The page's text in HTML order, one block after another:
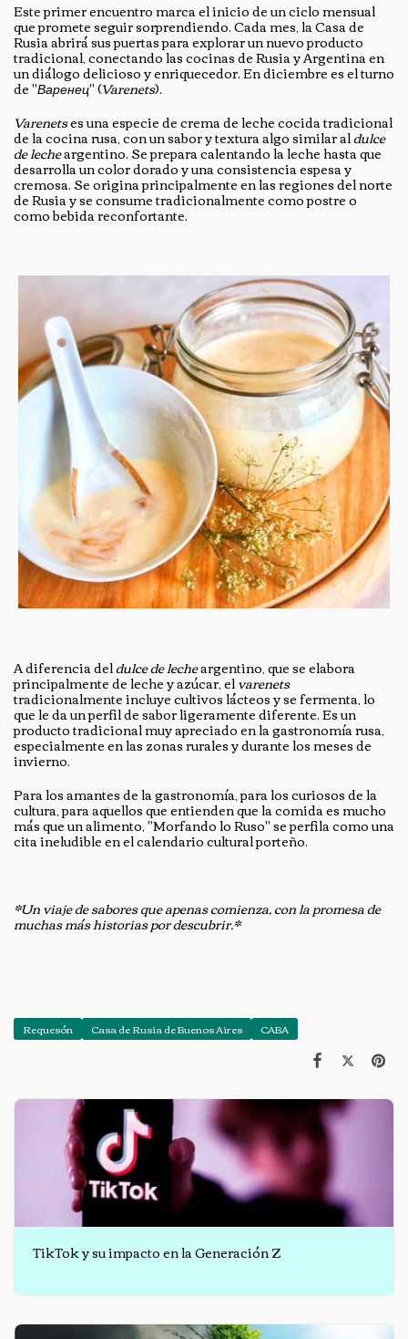
Este primer encuentro marca el inicio de un ciclo mensual
que promete seguir sorprendiendo. Cada mes, la Casa de
Rusia abrirá sus puertas para explorar un nuevo producto
tradicional, conectando las cocinas de Rusia y Argentina en
un diálogo delicioso y enriquecedor. En diciembre es el turno
de "Варенец" (Varenets).
Varenetses una especie de crema de leche cocida tradicional
de la cocina rusa, con un sabor y textura algo similar aldulce
de lecheargentino. Se prepara calentando la leche hasta que
desarrolla un color dorado y una consistencia espesa y
cremosa. Se origina principalmente en las regiones del norte
de Rusia y se consume tradicionalmente como postre o
como bebida reconfortante.
A diferencia deldulce de lecheargentino, que se elabora
principalmente de leche y azúcar, elvarenets
tradicionalmente incluye cultivos lácteos y se fermenta, lo
que le da un perfil de sabor ligeramente diferente. Es un
producto tradicional muy apreciado en la gastronomía rusa,
especialmente en las zonas rurales y durante los meses de
invierno.
Para los amantes de la gastronomía, para los curiosos de la
cultura, para aquellos que entienden que la comida es mucho
más que un alimento, "Morfando lo Ruso" se perfila como una
cita ineludible en el calendario cultural porteño.
*Un viaje de sabores que apenas comienza, con la promesa de
muchas más historias por descubrir.*
Requesón Casa de Rusia de Buenos Aires CABA
TikTok y su impacto en la Generación Z